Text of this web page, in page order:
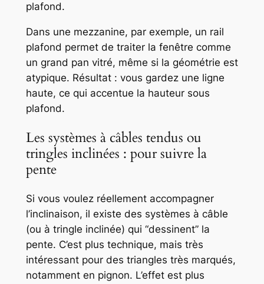
plafond.
Dans une mezzanine, par exemple, un rail
plafond permet de traiter la fenêtre comme
un grand pan vitré, même si la géométrie est
atypique. Résultat : vous gardez une ligne
haute, ce qui accentue la hauteur sous
plafond.
Les systèmes à câbles tendus ou
tringles inclinées : pour suivre la
pente
Si vous voulez réellement accompagner
l’inclinaison, il existe des systèmes à câble
(ou à tringle inclinée) qui “dessinent” la
pente. C’est plus technique, mais très
intéressant pour des triangles très marqués,
notamment en pignon. L’effet est plus